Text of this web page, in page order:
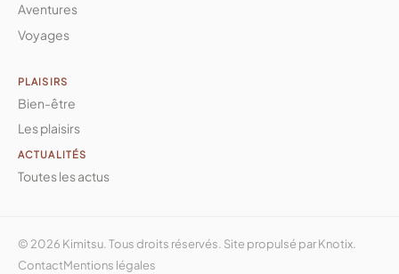
Aventures
Voyages
PLAISIRS
Bien-être
Les plaisirs
ACTUALITÉS
Toutes les actus
© 2026 Kimitsu. Tous droits réservés. Site propulsé parKnotix.
ContactMentions légales